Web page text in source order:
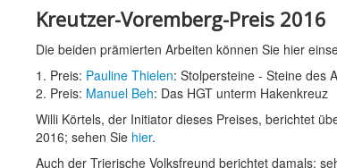
Kreutzer-Voremberg-Preis 2016
Die beiden prämierten Arbeiten können Sie hier
1. Preis: Pauline Thielen: Stolpersteine - Steine des
2. Preis: Manuel Beh: Das HGT unterm Hakenkreuz
Willi Körtels, der Initiator dieses Preises, berichtet
2016; sehen Sie hier.
Auch der Trierische Volksfreund berichtet damals;